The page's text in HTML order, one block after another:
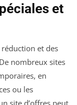
et
réduction et des
nombreux sites
en
ou les
site d’offres peut